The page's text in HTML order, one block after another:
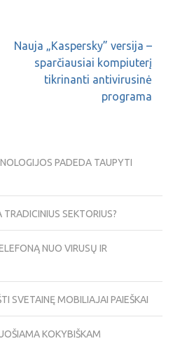
Nauja „Kaspersky” versija –
sparčiausiai kompiuterį
tikrinanti antivirusinė
programa
PADEDA TAUPYTI
SEKTORIUS?
NUO VIRUSŲ IR
SVETAINĘ MOBILIAJAI PAIEŠKAI
KOKYBIŠKAM